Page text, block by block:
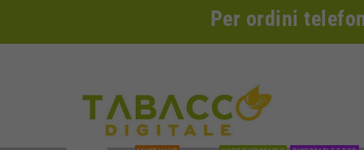
Per ordini